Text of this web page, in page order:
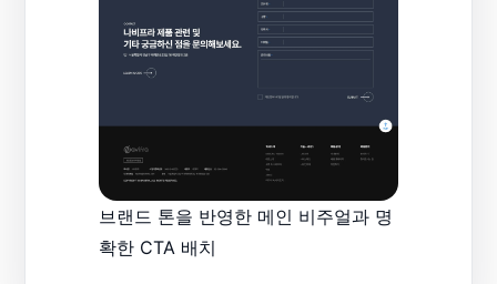
브랜드 톤을 반영한 메인 비주얼과 명
확한 CTA 배치